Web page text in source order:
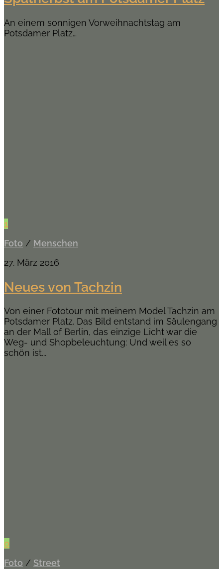
An einem sonnigen Vorweihnachtstag am
Potsdamer Platz…
1
Foto / Menschen
27. März 2016
Neues von Tachzin
Von einer Fototour mit meinem Model Tachzin am
Potsdamer Platz. Das Bild entstand im Säulengang
an der Mall of Berlin, das einzige Licht war die
Weg- und Shopbeleuchtung: Und weil es so
schön ist...
0
Foto / Street